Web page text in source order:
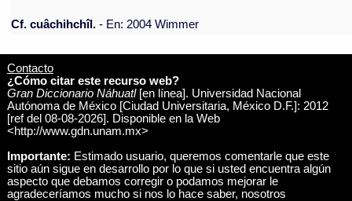
Cf. cuâchihchîl. - En: 2004 Wimmer
Contacto
¿Cómo citar este recurso web?
Gran Diccionario Náhuatl[en línea]. Universidad Nacional
Autónoma de México [Ciudad Universitaria, México D.F.]: 2012
[ref del 08-08-2026]. Disponible en la Web
<http://www.gdn.unam.mx>
Importante: Estimado usuario, queremos comentarle que este
sitio aún sigue en desarrollo por lo que si usted encuentra algún
aspecto que debamos corregir o podamos mejorar le
agradeceríamos mucho si nos lo hace saber, nosotros